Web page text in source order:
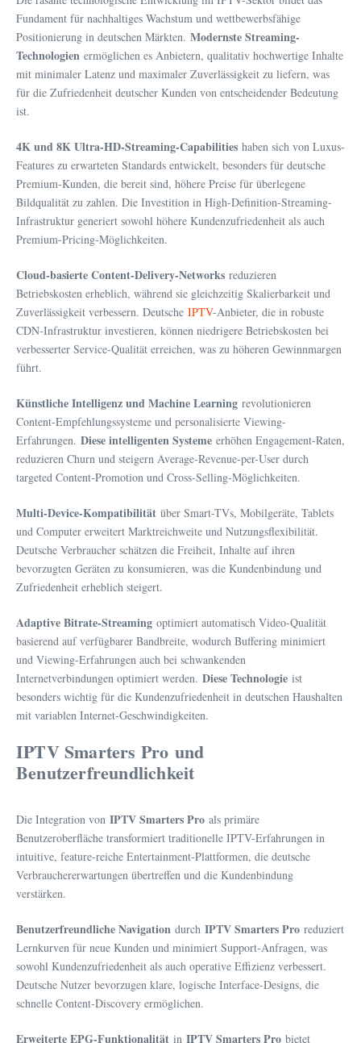
Fundament für nachhaltiges Wachstum und wettbewerbsfähige
Positionierung in deutschen Märkten. Modernste Streaming-
Technologien ermöglichen es Anbietern, qualitativ hochwertige Inhalte
mit minimaler Latenz und maximaler Zuverlässigkeit zu liefern, was
für die Zufriedenheit deutscher Kunden von entscheidender Bedeutung
ist.
4K und 8K Ultra-HD-Streaming-Capabilities haben sich von Luxus-
Features zu erwarteten Standards entwickelt, besonders für deutsche
Premium-Kunden, die bereit sind, höhere Preise für überlegene
Bildqualität zu zahlen. Die Investition in High-Definition-Streaming-
Infrastruktur generiert sowohl höhere Kundenzufriedenheit als auch
Premium-Pricing-Möglichkeiten.
Cloud-basierte Content-Delivery-Networks reduzieren
Betriebskosten erheblich, während sie gleichzeitig Skalierbarkeit und
Zuverlässigkeit verbessern. Deutsche IPTV-Anbieter, die in robuste
CDN-Infrastruktur investieren, können niedrigere Betriebskosten bei
verbesserter Service-Qualität erreichen, was zu höheren Gewinnmargen
führt.
Künstliche Intelligenz und Machine Learning revolutionieren
Content-Empfehlungssysteme und personalisierte Viewing-
Erfahrungen. Diese intelligenten Systeme erhöhen Engagement-Raten,
reduzieren Churn und steigern Average-Revenue-per-User durch
targeted Content-Promotion und Cross-Selling-Möglichkeiten.
Multi-Device-Kompatibilität über Smart-TVs, Mobilgeräte, Tablets
und Computer erweitert Marktreichweite und Nutzungsflexibilität.
Deutsche Verbraucher schätzen die Freiheit, Inhalte auf ihren
bevorzugten Geräten zu konsumieren, was die Kundenbindung und
Zufriedenheit erheblich steigert.
Adaptive Bitrate-Streaming optimiert automatisch Video-Qualität
basierend auf verfügbarer Bandbreite, wodurch Buffering minimiert
und Viewing-Erfahrungen auch bei schwankenden
Internetverbindungen optimiert werden. Diese Technologie ist
besonders wichtig für die Kundenzufriedenheit in deutschen Haushalten
mit variablen Internet-Geschwindigkeiten.
IPTV Smarters Pro und
Benutzerfreundlichkeit
Die Integration von IPTV Smarters Pro als primäre
Benutzeroberfläche transformiert traditionelle IPTV-Erfahrungen in
intuitive, feature-reiche Entertainment-Plattformen, die deutsche
Verbrauchererwartungen übertreffen und die Kundenbindung
verstärken.
Benutzerfreundliche Navigation durch IPTV Smarters Pro reduziert
Lernkurven für neue Kunden und minimiert Support-Anfragen, was
sowohl Kundenzufriedenheit als auch operative Effizienz verbessert.
Deutsche Nutzer bevorzugen klare, logische Interface-Designs, die
schnelle Content-Discovery ermöglichen.
Erweiterte EPG-Funktionalität in IPTV Smarters Pro bietet